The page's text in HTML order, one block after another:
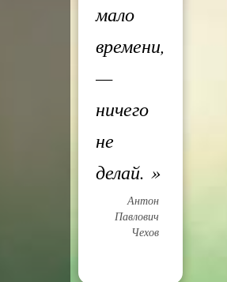
мало
времени,
—
ничего
не
делай. »
Антон
Павлович
Чехов